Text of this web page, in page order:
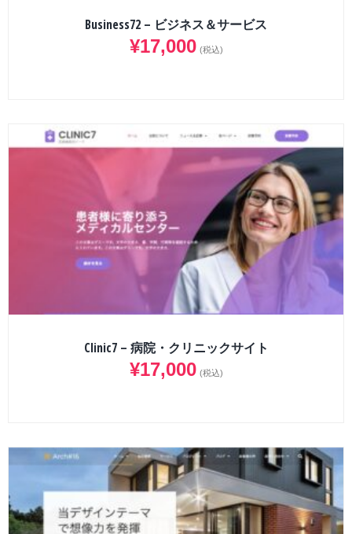
Business72 – ビジネス＆サービス
¥17,000 (税込)
Clinic7 – 病院・クリニックサイト
¥17,000 (税込)